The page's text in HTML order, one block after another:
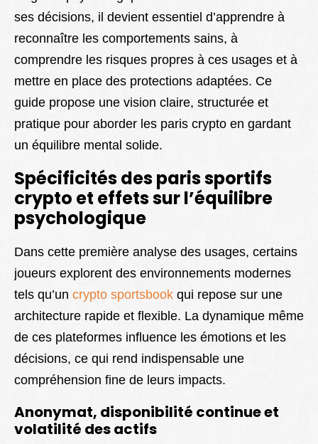
ses décisions, il devient essentiel d’apprendre à
reconnaître les comportements sains, à
comprendre les risques propres à ces usages et à
mettre en place des protections adaptées. Ce
guide propose une vision claire, structurée et
pratique pour aborder les paris crypto en gardant
un équilibre mental solide.
Spécificités des paris sportifs
crypto et effets sur l’équilibre
psychologique
Dans cette première analyse des usages, certains
joueurs explorent des environnements modernes
tels qu’un crypto sportsbook qui repose sur une
architecture rapide et flexible. La dynamique même
de ces plateformes influence les émotions et les
décisions, ce qui rend indispensable une
compréhension fine de leurs impacts.
Anonymat, disponibilité continue et
volatilité des actifs